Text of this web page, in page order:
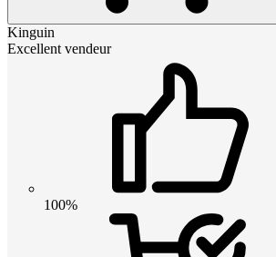
Kinguin
Excellent vendeur
100%